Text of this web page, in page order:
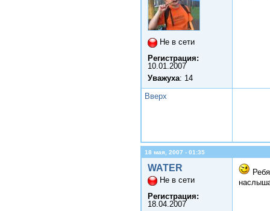
Не в сети
Регистрация:
10.01.2007
Уважуха: 14
Вверх
18 мая, 2007 - 01:35
WATER
Не в сети
Регистрация:
18.04.2007